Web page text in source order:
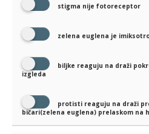
stigma nije fotoreceptor
zelena euglena je
biljke reaguju na draži
izgleda
protisti reaguju na draži
bičari(zelena euglena) prelaskom na